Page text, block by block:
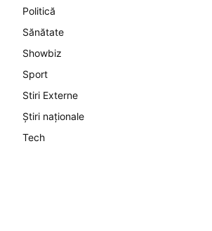
Politică
Sănătate
Showbiz
Sport
Stiri Externe
Știri naționale
Tech